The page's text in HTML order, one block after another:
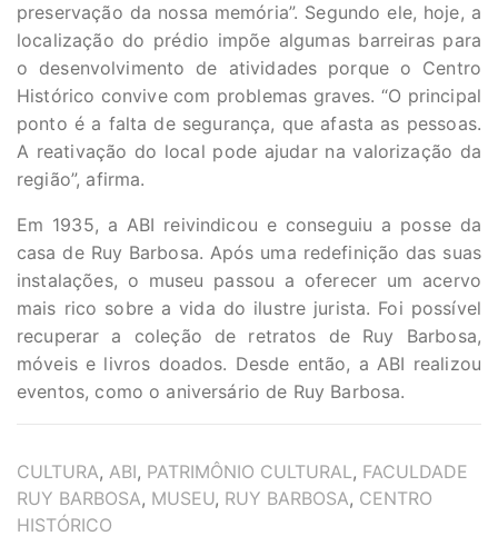
preservação da nossa memória”. Segundo ele, hoje, a
localização do prédio impõe algumas barreiras para
o desenvolvimento de atividades porque o Centro
Histórico convive com problemas graves. “O principal
ponto é a falta de segurança, que afasta as pessoas.
A reativação do local pode ajudar na valorização da
região”, afirma.
Em 1935, a ABI reivindicou e conseguiu a posse da
casa de Ruy Barbosa. Após uma redefinição das suas
instalações, o museu passou a oferecer um acervo
mais rico sobre a vida do ilustre jurista. Foi possível
recuperar a coleção de retratos de Ruy Barbosa,
móveis e livros doados. Desde então, a ABI realizou
eventos, como o aniversário de Ruy Barbosa.
TAGS
CULTURA, ABI, PATRIMÔNIO CULTURAL, FACULDADE
RUY BARBOSA, MUSEU, RUY BARBOSA, CENTRO
HISTÓRICO